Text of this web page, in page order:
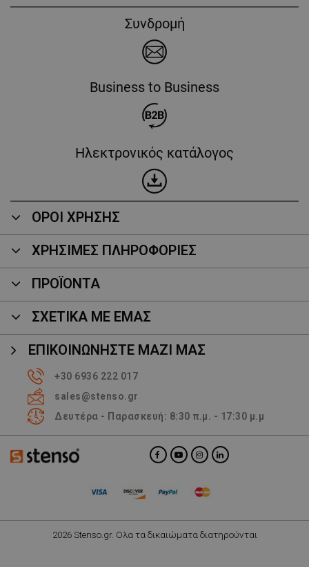
Συνδρομή
Business to Business
Ηλεκτρονικός κατάλογος
ΟΡΟΙ ΧΡΗΣΗΣ
ΧΡΗΣΙΜΕΣ ΠΛΗΡΟΦΟΡΙΕΣ
ΠΡΟΪΌΝΤΑ
ΣΧΕΤΙΚΑ ΜΕ ΕΜΑΣ
ΕΠΙΚΟΙΝΩΝΉΣΤΕ ΜΑΖΊ ΜΑΣ
+30 6936 222 017
sales@stenso.gr
Δευτέρα - Παρασκευή: 8:30 π.μ. - 17:30 μ.μ
2026 Stenso.gr. Ολα τα δικαιώματα διατηρούνται